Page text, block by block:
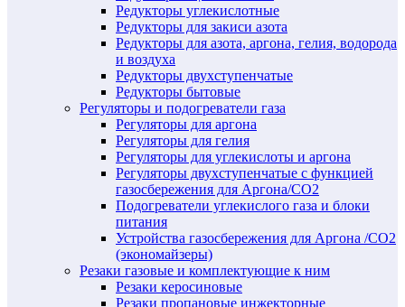
Редукторы углекислотные
Редукторы для закиси азота
Редукторы для азота, аргона, гелия, водорода
и воздуха
Редукторы двухступенчатые
Редукторы бытовые
Регуляторы и подогреватели газа
Регуляторы для аргона
Регуляторы для гелия
Регуляторы для углекислоты и аргона
Регуляторы двухступенчатые c функцией
газосбережения для Аргона/СО2
Подогреватели углекислого газа и блоки
питания
Устройства газосбережения для Аргона /СО2
(экономайзеры)
Резаки газовые и комплектующие к ним
Резаки керосиновые
Резаки пропановые инжекторные